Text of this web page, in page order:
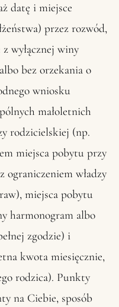
datę i miejsce
przez rozwód,
wyłącznej winy
bez orzekania o
wniosku
małoletnich
rodzicielskiej (np.
miejsca pobytu przy
ograniczeniem władzy
miejsca pobytu
harmonogram albo
zgodzie) i
kwota miesięcznie,
rodzica). Punkty
na Ciebie, sposób